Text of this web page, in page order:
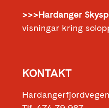
>>>Hardanger
visningar kring
KONTAKT